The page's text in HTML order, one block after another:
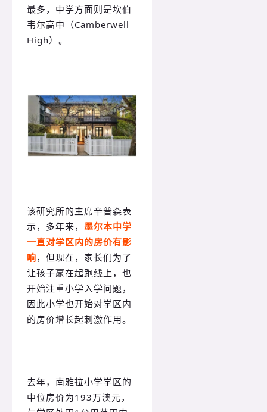
最多，中学方面则是坎伯
韦尔高中（Camberwell
High）。
该研究所的主席辛普森表
示，多年来， 墨尔本中学
一直对学区内的房价有影
响，但现在，家长们为了
让孩子赢在起跑线上，也
开始注重小学入学问题，
因此小学也开始对学区内
的房价增长起刺激作用。
去年，南雅拉小学学区的
中位房价为193万澳元，